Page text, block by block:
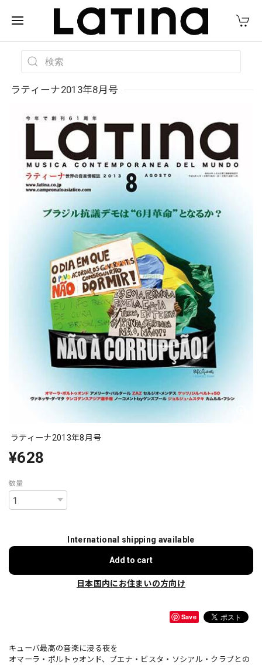
ラティーナ2013年8月号
ラティーナ2013年8月号
¥628
数量
International shipping available
Add to cart
日本国内にお住まいの方向け
Save
キューバ最高の音楽に浸る夜を
オマーラ・ポルトゥオンド、ブエナ・ビスタ・ソシアル・クラブとの